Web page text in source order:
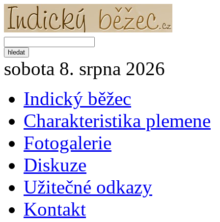
sobota 8. srpna 2026
Indický běžec
Charakteristika plemene
Fotogalerie
Diskuze
Užitečné odkazy
Kontakt